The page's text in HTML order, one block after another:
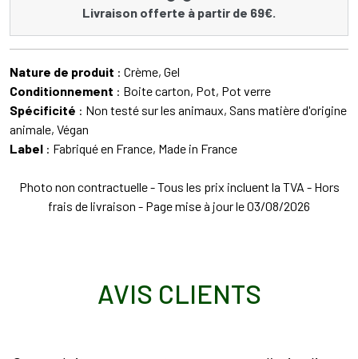
Livraison offerte à partir de 69€.
Nature de produit : Crème, Gel
Conditionnement : Boite carton, Pot, Pot verre
Spécificité : Non testé sur les animaux, Sans matière d'origine
animale, Végan
Label : Fabriqué en France, Made in France
Photo non contractuelle - Tous les prix incluent la TVA - Hors
frais de livraison - Page mise à jour le 03/08/2026
AVIS CLIENTS